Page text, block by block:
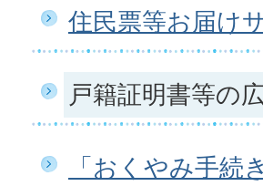
住民票等お届け
戸籍証明書等の
「おくやみ手